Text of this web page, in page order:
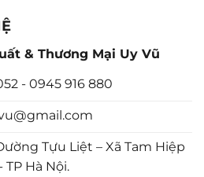
& Thương Mại Uy Vũ
- 0945 916 880
Tựu Liệt – Xã Tam Hiệp
TP Hà Nội.